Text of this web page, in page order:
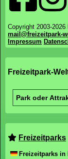
Copyright 2003-
mail@freizeitpark-
Impressum
Freizeitpark-
Freizeitparks
Freizeitparks in